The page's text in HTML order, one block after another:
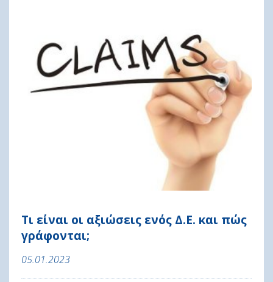
Τι είναι οι αξιώσεις ενός Δ.Ε. και πώς
γράφονται;
05.01.2023